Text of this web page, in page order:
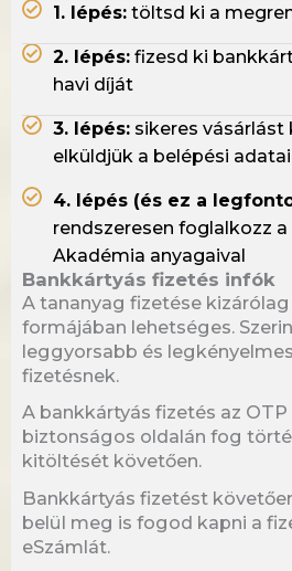
1. lépés:töltsd ki a
2. lépés:fizesd ki
havi díját
3. lépés:sikeres vásárlást
elküldjük a belépési
4. lépés (és ez a
rendszeresen foglalkozz a
Akadémia anyagaival
Bankkártyás fizetés infók
A tananyag fizetése
formájában lehetséges.
leggyorsabb és
fizetésnek.
A bankkártyás fizetés az
biztonságos oldalán fog
kitöltését követően.
Bankkártyás fizetést
belül meg is fogod kapni a
eSzámlát.